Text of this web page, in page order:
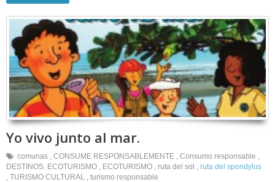
Yo vivo junto al mar.
comunas , CONSUME RESPONSABLEMENTE , Consumo responsable ,
DESTINOS. ECOTURISMO , ECOTURISMO , ruta del sol , ruta del spondylus
, TURISMO CULTURAL , turismo responsable